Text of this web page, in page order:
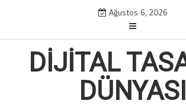
content
Ağustos 6, 2026
DIJITAL
DÜNYASI